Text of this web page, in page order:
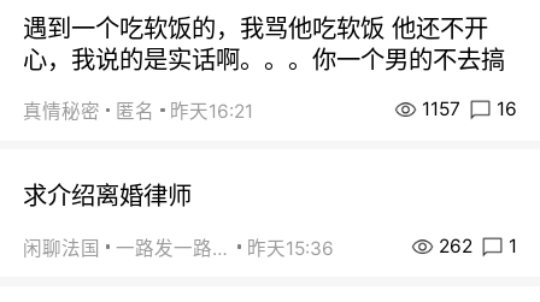
遇到一个吃软饭的，我骂他吃软饭 他还不开
心，我说的是实话啊。。。你一个男的不去搞
真情秘密 匿名 昨天16:21 1157 16
求介绍离婚律师
闲聊法国 一路发一路发 昨天15:36 262 1